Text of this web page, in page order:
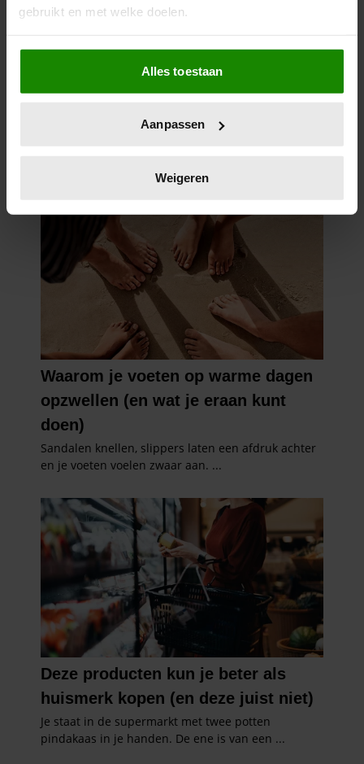
gebruikt en met welke doelen.
Als u het toestaat, willen we ook graag:
Informatie verzamelen over uw geografische
locatie, die tot een paar meter nauwkeurig kan zijn
scannen op specifieke eigenschappen (fingerprinting)
verwerkt en stel uw voorkeuren in het
intrekken in de Cookieverklaring.
We gebruiken cookies om content en advertenties te
personaliseren, om functies voor social media te bieden
en om ons websiteverkeer te analyseren. Ook delen we
informatie over uw gebruik van onze site met onze
partners voor social media, adverteren en analyse. Deze
partners kunnen deze gegevens combineren met andere
informatie die u aan ze heeft verstrekt of die ze hebben
verzameld op basis van uw gebruik van hun services. U
gaat akkoord met onze cookies als u onze website blijft
gebruiken.
Alles toestaan
Aanpassen
Weigeren